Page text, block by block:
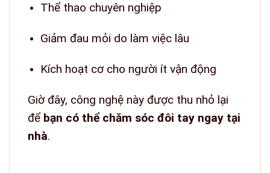
Thể thao chuyên nghiệp
Giảm đau mỏi do làm việc lâu
Kích hoạt cơ cho người ít vận động
Giờ đây, công nghệ này được thu nhỏ lại
để bạn có thể chăm sóc đôi tay ngay tại
nhà.